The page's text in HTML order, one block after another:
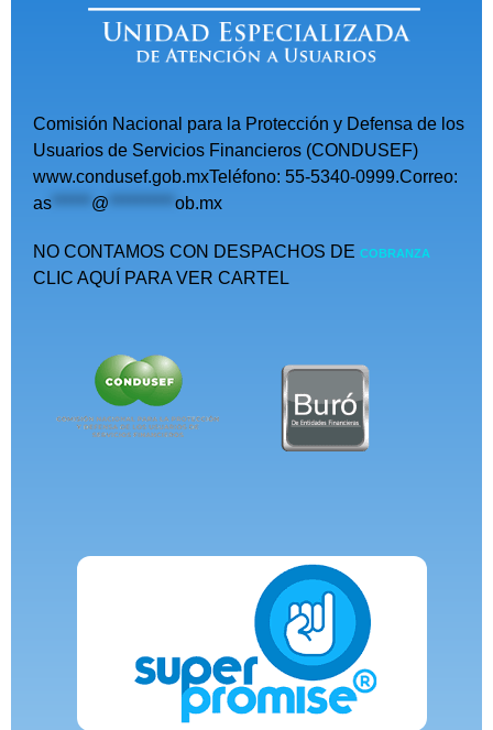
Comisión Nacional para la Protección y Defensa de los
Usuarios de Servicios Financieros (CONDUSEF)
www.condusef.gob.mxTeléfono: 55-5340-0999.Correo:
as****** @ **********ob.mx
NO CONTAMOS CON DESPACHOS DE COBRANZA
CLIC AQUÍ PARA VER CARTEL